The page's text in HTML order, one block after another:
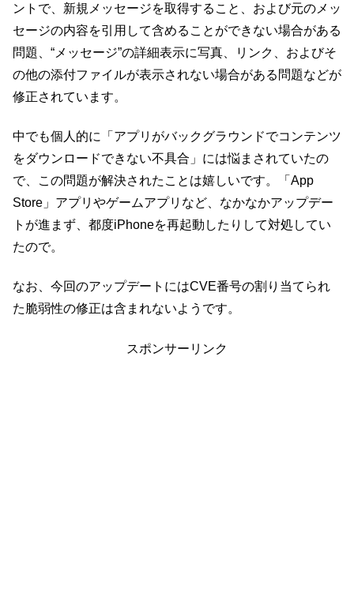
ントで、新規メッセージを取得すること、および元のメッ
セージの内容を引用して含めることができない場合がある
問題、“メッセージ”の詳細表示に写真、リンク、およびそ
の他の添付ファイルが表示されない場合がある問題などが
修正されています。
中でも個人的に「アプリがバックグラウンドでコンテンツ
をダウンロードできない不具合」には悩まされていたの
で、この問題が解決されたことは嬉しいです。「App
Store」アプリやゲームアプリなど、なかなかアップデー
トが進まず、都度iPhoneを再起動したりして対処してい
たので。
なお、今回のアップデートにはCVE番号の割り当てられ
た脆弱性の修正は含まれないようです。
スポンサーリンク